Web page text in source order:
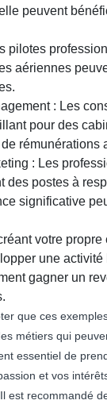
peuvent
pilotes
aériennes
: Les
pour des
rémunérations
: Les
des postes à
significative
votre propre
une activité
gagner un
que ces
métiers qui
essentiel de
et vos
est recommandé